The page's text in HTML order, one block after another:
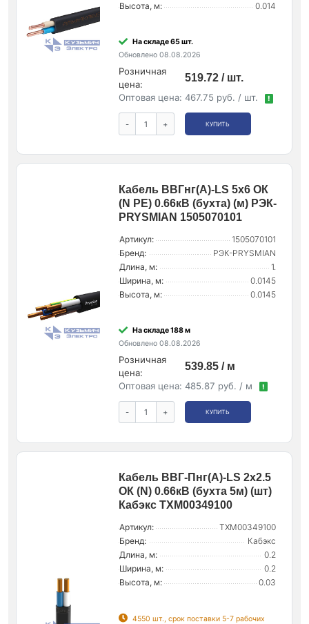
Высота, м:
0.014
На складе 65 шт.
Обновлено 08.08.2026
Розничная
цена:
519.72 / шт.
Оптовая цена: 467.75 руб. / шт. !
- + КУПИТЬ
Кабель ВВГнг(А)-LS 5х6 ОК
(N PE) 0.66кВ (бухта) (м) РЭК-
PRYSMIAN 1505070101
Артикул:
1505070101
Бренд:
РЭК-PRYSMIAN
Длина, м:
1.
Ширина, м:
0.0145
Высота, м:
0.0145
На складе 188 м
Обновлено 08.08.2026
Розничная
цена:
539.85 / м
Оптовая цена: 485.87 руб. / м !
- + КУПИТЬ
Кабель ВВГ-Пнг(А)-LS 2х2.5
ОК (N) 0.66кВ (бухта 5м) (шт)
Кабэкс ТХМ00349100
Артикул:
ТХМ00349100
Бренд:
Кабэкс
Длина, м:
0.2
Ширина, м:
0.2
Высота, м:
0.03
4550 шт., срок поставки 5-7 рабочих